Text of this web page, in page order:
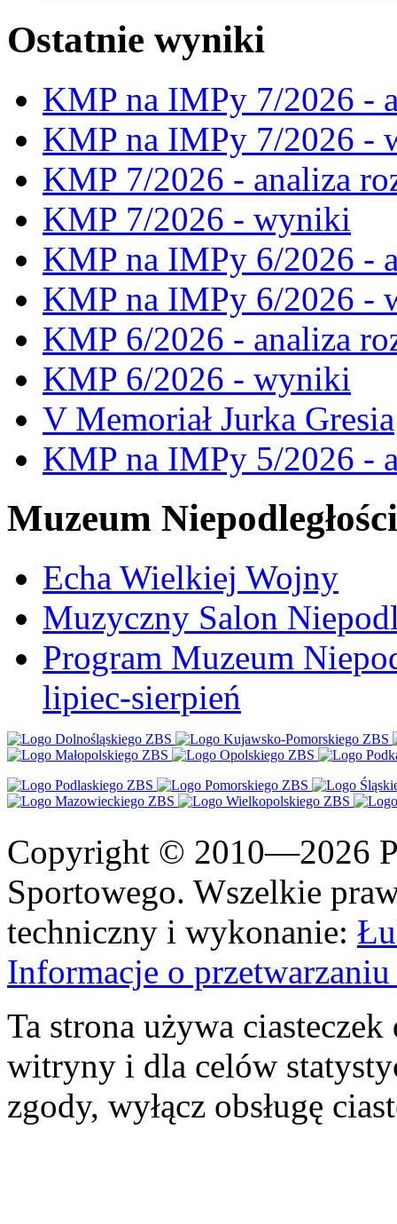
Ostatnie wyniki
KMP na IMPy 7/2026 -
KMP na IMPy 7/2026 -
KMP 7/2026 - analiza
KMP 7/2026 - wyniki
KMP na IMPy 6/2026 -
KMP na IMPy 6/2026 -
KMP 6/2026 - analiza
KMP 6/2026 - wyniki
V Memoriał Jurka Gresia
KMP na IMPy 5/2026 -
Muzeum Niepodległości
Echa Wielkiej Wojny
Muzyczny Salon
Program Muzeum
lipiec-sierpień
Copyright © 2010—2026
Sportowego. Wszelkie
techniczny i wykonanie:
Informacje o
Ta strona używa
witryny i dla celów
zgody, wyłącz obsługę